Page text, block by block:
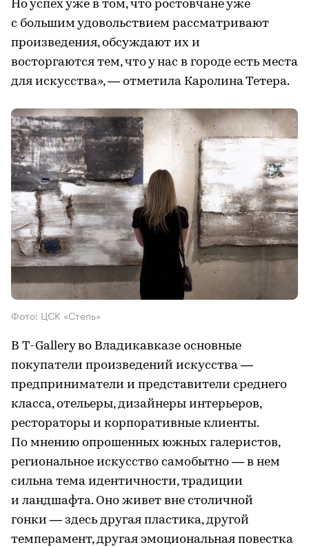
Но успех уже в том, что ростовчане уже
с большим удовольствием рассматривают
произведения, обсуждают их и
восторгаются тем, что у нас в городе есть места
для искусства», — отметила Каролина Тетера.
Фото: ЦСК «Степь»
В T-Gallery во Владикавказе основные
покупатели произведений искусства —
предприниматели и представители среднего
класса, отельеры, дизайнеры интерьеров,
рестораторы и корпоративные клиенты.
По мнению опрошенных южных галеристов,
региональное искусство самобытно — в нем
сильна тема идентичности, традиции
и ландшафта. Оно живет вне столичной
гонки — здесь другая пластика, другой
темперамент, другая эмоциональная повестка